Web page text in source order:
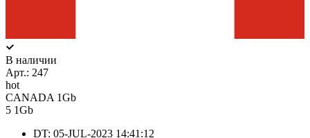
В наличии
Арт.: 247
hot
CANADA 1Gb
5 1Gb
DT: 05-JUL-2023 14:41:12